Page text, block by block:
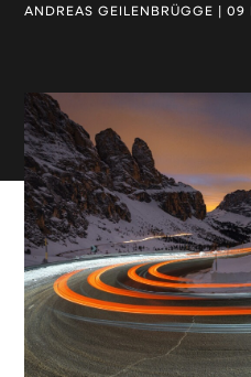
ANDREAS GEILENBRÜGGE | 09